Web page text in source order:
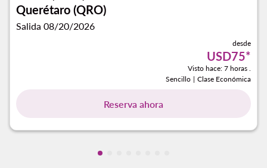
Querétaro (QRO)
Salida 08/20/2026
desde
USD75*
Visto hace: 7 horas .
Sencillo | Clase Económica
Reserva ahora
Mostrando cmp-pagination-